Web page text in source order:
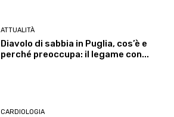
ATTUALITÀ
Diavolo di sabbia in Puglia, cos’è e
perché preoccupa: il legame con...
CARDIOLOGIA